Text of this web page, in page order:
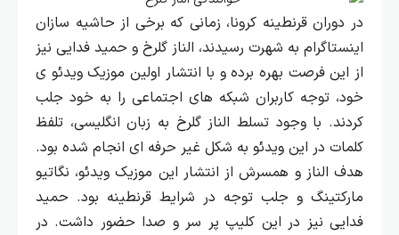
در دوران قرنطینه کرونا، زمانی که برخی از حاشیه‌ سازان
اینستاگرام به شهرت رسیدند، الناز گلرخ و حمید فدایی نیز
از این فرصت بهره برده و با انتشار اولین موزیک ویدئو ی
خود، توجه کاربران شبکه‌ های اجتماعی را به خود جلب
کردند. با وجود تسلط الناز گلرخ به زبان انگلیسی، تلفظ
کلمات در این ویدئو به شکل غیر حرفه‌ ای انجام شده بود.
هدف الناز و همسرش از انتشار این موزیک ویدئو، نگاتیو
مارکتینگ و جلب توجه در شرایط قرنطینه بود. حمید
فدایی نیز در این کلیپ پر سر و صدا حضور داشت. در